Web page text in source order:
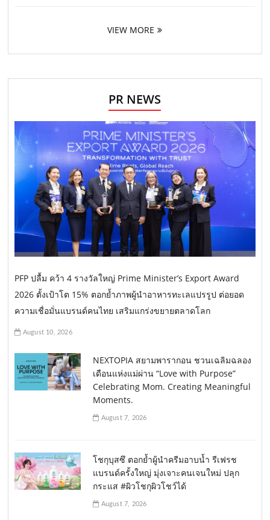
VIEW MORE
PR NEWS
PFP ปลื้ม คว้า 4 รางวัลใหญ่ Prime Minister’s Export Award
2026 ตั้งเป้าโต 15% ตอกย้ำภาพผู้นำอาหารทะเลแปรรูป ต่อยอด
ความเชื่อมั่นแบรนด์คนไทย เสริมแกร่งขยายตลาดโลก
August 10, 2026
NEXTOPIA สยามพารากอน ชวนเฉลิมฉลอง
เดือนแห่งแม่ผ่าน “Love with Purpose”
Celebrating Mom. Creating Meaningful
Moments.
August 7, 2026
โชกุบุสซึ ตอกย้ำผู้นำครีมอาบน้ำ รีเฟรช
แบรนด์ครั้งใหญ่ มุ่งเจาะคนเจนใหม่ ปลุก
กระแส #ผิวโชกุผิวโชว์ได้
August 7, 2026